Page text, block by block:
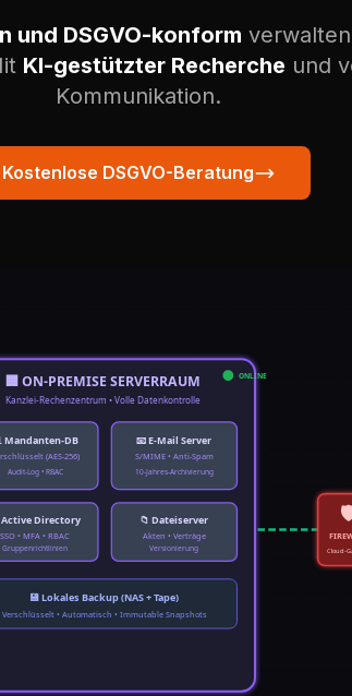
und DSGVO-konform
KI-gestützter Recherche und
Kommunikation.
Kostenlose DSGVO-Beratung
🏢 ON-PREMISE SERVERRAUM
Kanzlei-Rechenzentrum • Volle Datenkontrolle
Mandanten-DB
(AES-256)
Audit-Log • RBAC
📧 E-Mail Server
S/MIME • Anti-Spam
10-Jahres-Archivierung
Active Directory
SSO • MFA • RBAC
Gruppenrichtlinien
📁 Dateiserver
Akten • Verträge
Versionierung
💾 Lokales Backup (NAS + Tape)
Verschlüsselt • Automatisch • Immutable Snapshots
ONLINE
Cloud-